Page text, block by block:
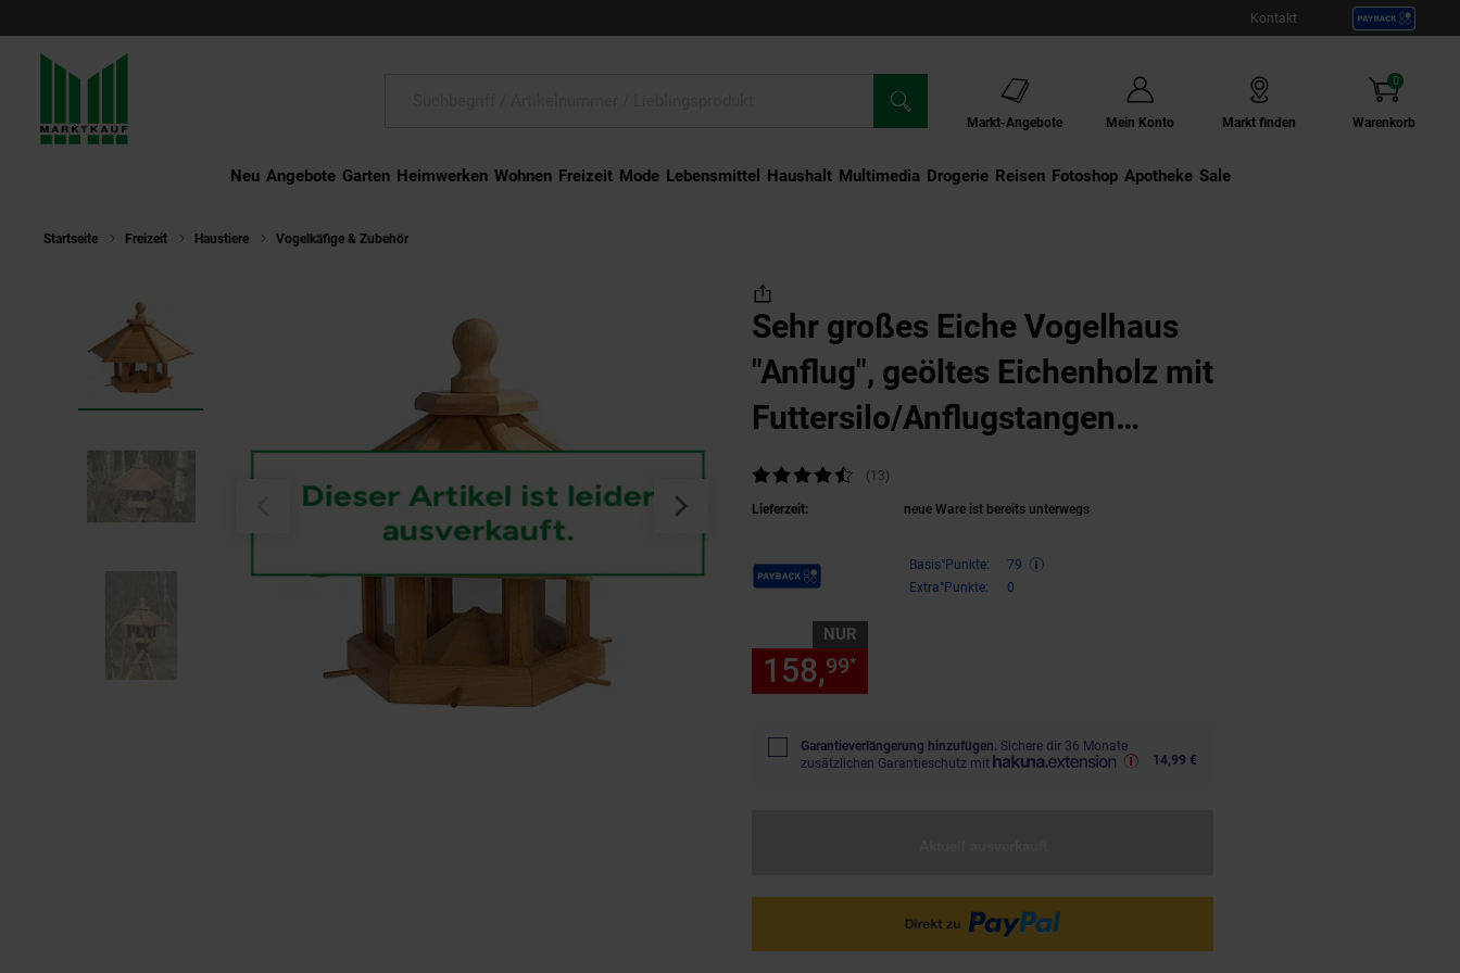
Kontakt
Markt-Angebote Mein Konto Markt finden Warenkorb
0
Artikel
Neu Angebote Garten Heimwerken Wohnen Freizeit Mode Lebensmittel Haushalt Multimedia Drogerie Externer Link:
Reisen Externer Link:
Fotoshop Externer Link:
Apotheke Sale
Startseite Freizeit Haustiere Vogelkäfige & Zubehör
Sehr großes Eiche Vogelhaus
"Anflug", geöltes Eichenholz mit
Futtersilo/Anflugstangen
55x62x43
Kundenbewertung: 4,31 von 5 Sternen
(13Kundenbewertungen
)
Lieferzeit: neue Ware ist bereits unterwegs
Payback Punkte Basis°Punkte:
79
Extra°Punkte:
0
NUR
158,99*
Garantieverlängerung hinzufügen. Sichere dir 36 Monate
zusätzlichen Garantieschutz mit
14,99 €